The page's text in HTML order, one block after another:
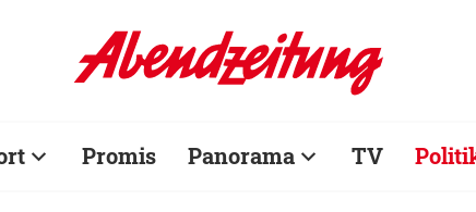
Promis Panorama TV